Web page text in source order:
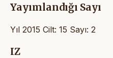
Yayımlandığı Sayı
Yıl 2015 Cilt: 15 Sayı: 2
IZ